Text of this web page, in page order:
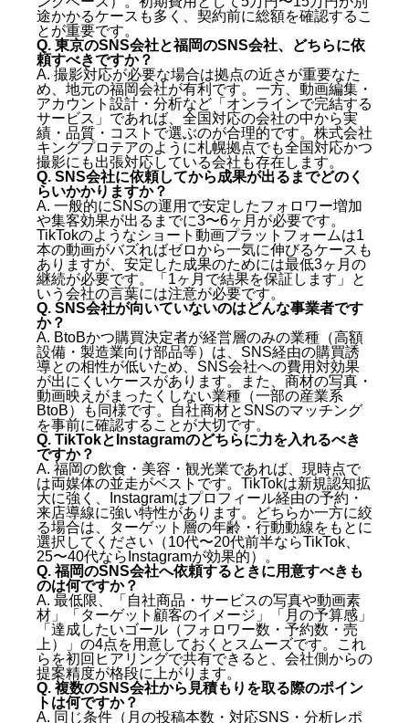
途かかるケースも多く、契約前に総額を確認するこ
とが重要です。
Q. 東京のSNS会社と福岡のSNS会社、どちらに依
頼すべきですか？
A. 撮影対応が必要な場合は拠点の近さが重要なた
め、地元の福岡会社が有利です。一方、動画編集・
アカウント設計・分析など「オンラインで完結する
サービス」であれば、全国対応の会社の中から実
績・品質・コストで選ぶのが合理的です。株式会社
キングプロテアのように札幌拠点でも全国対応かつ
撮影にも出張対応している会社も存在します。
Q. SNS会社に依頼してから成果が出るまでどのく
らいかかりますか？
A. 一般的にSNSの運用で安定したフォロワー増加
や集客効果が出るまでに3〜6ヶ月が必要です。
TikTokのようなショート動画プラットフォームは1
本の動画がバズればゼロから一気に伸びるケースも
ありますが、安定した成果のためには最低3ヶ月の
継続が必要です。「1ヶ月で結果を保証します」と
いう会社の言葉には注意が必要です。
Q. SNS会社が向いていないのはどんな事業者です
か？
A. BtoBかつ購買決定者が経営層のみの業種（高額
設備・製造業向け部品等）は、SNS経由の購買誘
導との相性が低いため、SNS会社への費用対効果
が出にくいケースがあります。また、商材の写真・
動画映えがまったくしない業種（一部の産業系
BtoB）も同様です。自社商材とSNSのマッチング
を事前に確認することが大切です。
Q. TikTokとInstagramのどちらに力を入れるべき
ですか？
A. 福岡の飲食・美容・観光業であれば、現時点で
は両媒体の並走がベストです。TikTokは新規認知拡
大に強く、Instagramはプロフィール経由の予約・
来店導線に強い特性があります。どちらか一方に絞
る場合は、ターゲット層の年齢・行動動線をもとに
選択してください（10代〜20代前半ならTikTok、
25〜40代ならInstagramが効果的）。
Q. 福岡のSNS会社へ依頼するときに用意すべきも
のは何ですか？
A. 最低限、「自社商品・サービスの写真や動画素
材」「ターゲット顧客のイメージ」「月の予算感」
「達成したいゴール（フォロワー数・予約数・売
上）」の4点を用意しておくとスムーズです。これ
らを初回ヒアリングで共有できると、会社側からの
提案精度が格段に上がります。
Q. 複数のSNS会社から見積もりを取る際のポイン
トは何ですか？
A. 同じ条件（月の投稿本数・対応SNS・分析レポ